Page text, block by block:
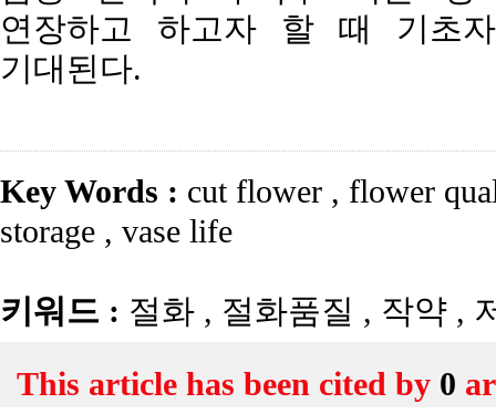
연장하고 하고자 할 때 기초
기대된다.
Key Words : cut flower , flower
storage , vase life
키워드 : 절화 , 절화품질 , 작약 ,
This article has been cited by 0